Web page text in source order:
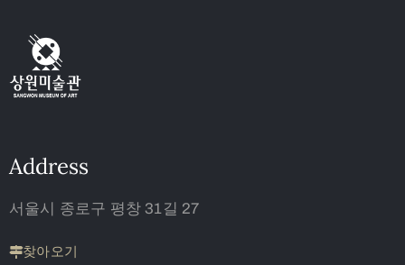
Address
서울시 종로구 평창 31길 27
찾아오기